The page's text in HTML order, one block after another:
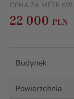
CENA ZA METR KW.
22 000 PLN
Budynek
Powierzchnia